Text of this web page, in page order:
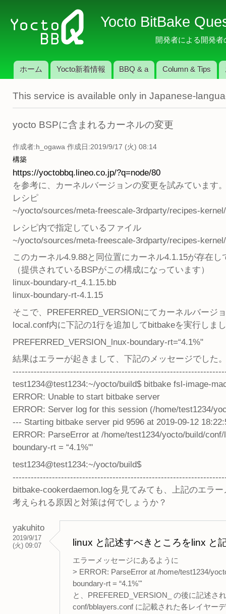
イ
コ
テ
ツ
に
Yocto BitBake
開発者による開発
メインメニュー
ホーム Yocto新着情報 BBQ & a Column & Tips
This service is available only in Japanese-
yocto BSPに含まれるカーネルの変更
作成者: h_ogawa 作成日:2019/9/17 (火) 08:14
構築
https://yoctobbq.lineo.co.jp/?q=node/80
を参考に、カーネルバージョンの変更を試みています
レシピ
~/yocto/sources/meta-freescale-3rdparty/recipes-
レシピ内で指定しているファイル
~/yocto/sources/meta-freescale-3rdparty/recipes-
このカーネル4.9.88と同位置にカーネル4.1.15が存在し
（提供されているBSPがこの構成になっています）
linux-boundary-rt_4.1.15.bb
linux-boundary-rt-4.1.15
そこで、PREFERRED_VERSIONにてカーネルバージ
local.conf内に下記の1行を追加してbitbakeを実行しま
PREFERRED_VERSION_lnux-boundary-rt=“4.1%"
結果はエラーが起きまして、下記のメッセージでした
test1234@test1234:~/yocto/build$ bitbake fsl-image-
ERROR: Unable to start bitbake server
ERROR: Server log for this session (/home/test1234/
--- Starting bitbake server pid 9596 at 2019-09-12
ERROR: ParseError at /home/test1234/yocto/build/
boundary-rt = “4.1%"'
test1234@test1234:~/yocto/build$
bitbake-cookerdaemon.logを見てみても、上記のエラ
考えられる原因と対策は何でしょうか？
yakuhito
2019/9/17
(火) 09:07
linux と記述すべきところをlinx と
エラーメッセージにあるように
> ERROR: ParseError at /home/test1234/
boundary-rt = “4.1%"'
と、PREFERED_VERSION_ の後に記述さ
conf/bblayers.conf に記載された各レイヤー